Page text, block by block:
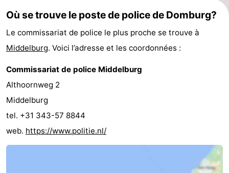
Où se trouve le poste de police de Domburg?
Le commissariat de police le plus proche se trouve à
Middelburg. Voici l’adresse et les coordonnées :
Commissariat de police Middelburg
Althoornweg 2
Middelburg
tel. +31 343-57 8844
web. https://www.politie.nl/